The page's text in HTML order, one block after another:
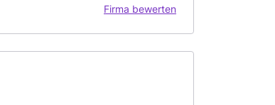
Firma bewerten